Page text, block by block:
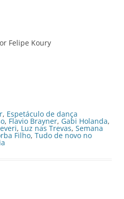
Felipe Koury
, Espetáculo de dança
, Flavio Brayner, Gabi Holanda,
, Luz nas Trevas, Semana
Filho, Tudo de novo no